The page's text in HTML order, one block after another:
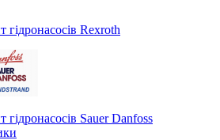
гідронасосів Rexroth
гідронасосів Sauer Danfoss